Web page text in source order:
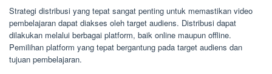
Strategi distribusi yang tepat sangat penting untuk memastikan video
pembelajaran dapat diakses oleh target audiens. Distribusi dapat
dilakukan melalui berbagai platform, baik online maupun offline.
Pemilihan platform yang tepat bergantung pada target audiens dan
tujuan pembelajaran.